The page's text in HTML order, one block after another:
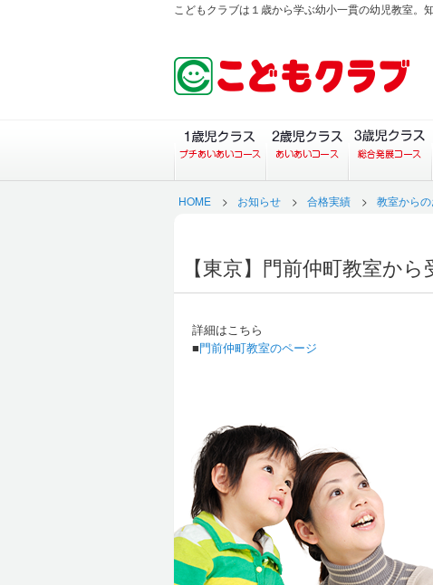
こどもクラブは１歳から学ぶ幼小一貫の幼児教室。
１歳児クラス（プチあいあいコ
２歳児クラス
HOME > お知らせ > 合格実績 > 教室から
【東京】門前仲町教室か
詳細はこちら
■門前仲町教室のページ